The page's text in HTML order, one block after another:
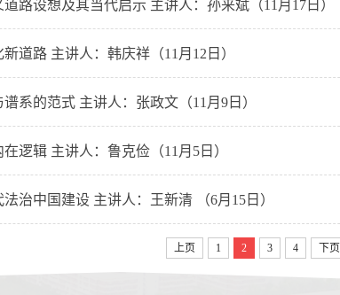
路设想及其当代启示 主讲人：孙来斌（11月17日）
道路 主讲人：韩庆祥（11月12日）
系的范式 主讲人：张政文（11月9日）
逻辑 主讲人：鲁克俭（11月5日）
治中国建设 主讲人：王新清 （6月15日）
上页 1 2 3 4 下页